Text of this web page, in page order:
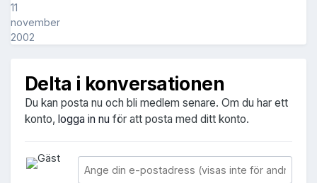
11
november
2002
Delta i konversationen
Du kan posta nu och bli medlem senare. Om du har ett
konto, logga in nu för att posta med ditt konto.